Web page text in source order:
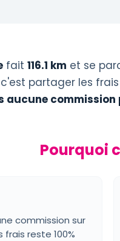
fait 116.1 km et se
partager les
aucune commission
Pourquoi
commission sur
reste 100%